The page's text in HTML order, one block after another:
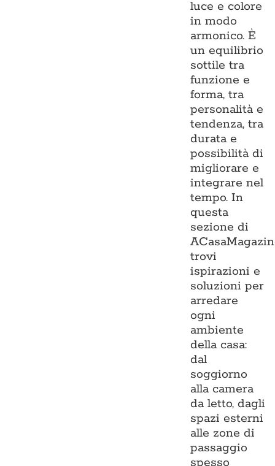
luce e colore
in modo
armonico. È
un equilibrio
sottile tra
funzione e
forma, tra
personalità e
tendenza, tra
durata e
possibilità di
migliorare e
integrare nel
tempo. In
questa
sezione di
trovi
ispirazioni e
soluzioni per
arredare
ogni
ambiente
della casa:
dal
soggiorno
alla camera
da letto, dagli
spazi esterni
alle zone di
passaggio
spesso